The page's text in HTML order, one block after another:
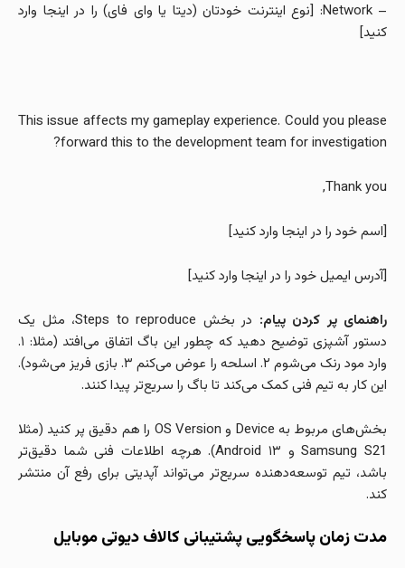
– Network: [نوع اینترنت خودتان (دیتا یا وای فای) را در اینجا وارد
کنید]
This issue affects my gameplay experience. Could you please
forward this to the development team for investigation?
Thank you,
[اسم خود را در اینجا وارد کنید]
[آدرس ایمیل خود را در اینجا وارد کنید]
راهنمای پر کردن پیام:
در بخش Steps to reproduce، مثل یک
دستور آشپزی توضیح دهید که چطور این باگ اتفاق می‌افتد (مثلا: ۱.
وارد مود رنک می‌شوم ۲. اسلحه را عوض می‌کنم ۳. بازی فریز می‌شود).
این کار به تیم فنی کمک می‌کند تا باگ را سریع‌تر پیدا کنند.
بخش‌های مربوط به Device و OS Version را هم دقیق پر کنید (مثلا
Samsung S21 و Android ۱۳). هرچه اطلاعات فنی شما دقیق‌تر
باشد، تیم توسعه‌دهنده سریع‌تر می‌تواند آپدیتی برای رفع آن منتشر
کند.
مدت زمان پاسخگویی پشتیبانی کالاف دیوتی موبایل